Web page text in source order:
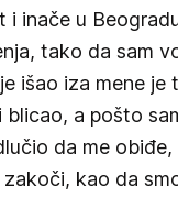
i inače u
tako da sam
išao iza mene je
blicao, a pošto
da me
kao da